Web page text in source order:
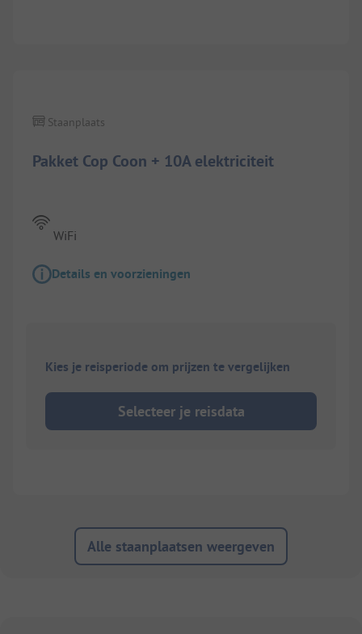
Pakket Cop Coon + 10A elektriciteit
Staanplaats
WiFi
Details en voorzieningen
Kies je reisperiode om prijzen te vergelijken
Selecteer je reisdata
Alle staanplaatsen weergeven